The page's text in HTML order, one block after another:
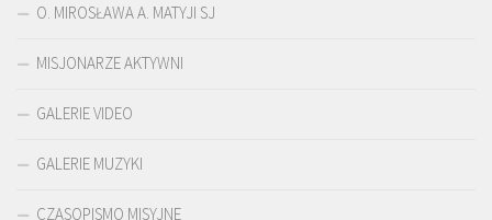
O. MIROSŁAWA A. MATYJI SJ
MISJONARZE AKTYWNI
GALERIE VIDEO
GALERIE MUZYKI
CZASOPISMO MISYJNE